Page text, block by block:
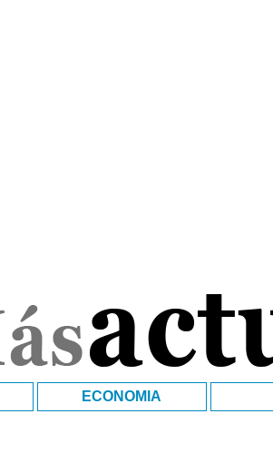
ECONOMIA